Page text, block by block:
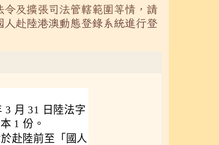
及擴張司法管轄範圍等情，請
赴陸港澳動態登錄系統進行登
3 月 31 日陸法字
1 份。
赴陸前至「國人